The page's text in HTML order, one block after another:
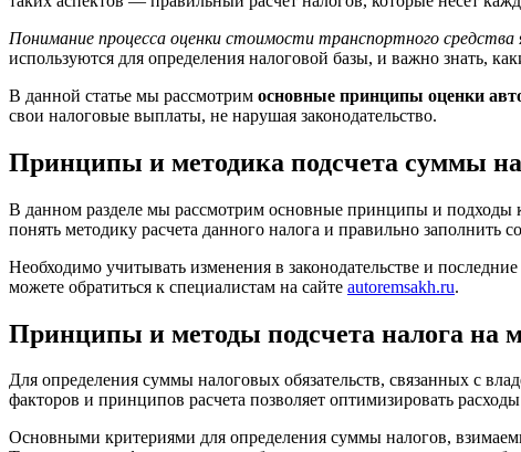
Понимание процесса оценки стоимости транспортного средства
используются для определения налоговой базы, и важно знать,
В данной статье мы рассмотрим основные принципы оценки
свои налоговые выплаты, не нарушая законодательство.
Принципы и методика подсчета суммы
В данном разделе мы рассмотрим основные принципы и подходы
понять методику расчета данного налога и правильно
Необходимо учитывать изменения в законодательстве и
можете обратиться к специалистам на сайте autoremsakh.ru.
Принципы и методы подсчета налога на
Для определения суммы налоговых обязательств, связанных с
факторов и принципов расчета позволяет оптимизировать
Основными критериями для определения суммы налогов,